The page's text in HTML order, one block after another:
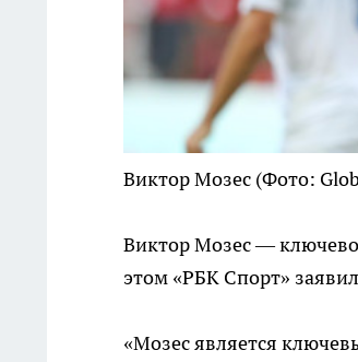
Виктор Мозес (Фото:
Виктор Мозес —
этом «РБК Спорт»
«Мозес является